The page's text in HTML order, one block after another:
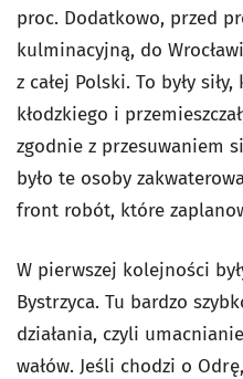
proc. Dodatkowo, przed
kulminacyjną, do
z całej Polski. To były
kłodzkiego i
zgodnie z przesuwaniem
było te osoby
front robót, które
W pierwszej kolejności
Bystrzyca. Tu bardzo
działania, czyli
wałów. Jeśli chodzi o